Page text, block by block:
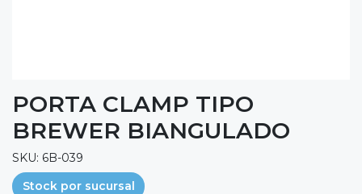
PORTA CLAMP TIPO
BREWER BIANGULADO
SKU: 6B-039
Stock por sucursal